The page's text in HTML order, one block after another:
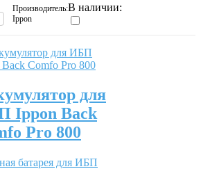
Производитель:
Ippon
В наличии:
для
Ippon Back
Pro 800
батарея для ИБП